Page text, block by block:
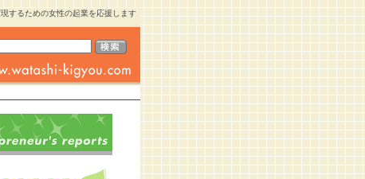
するための女性の起業を応援します